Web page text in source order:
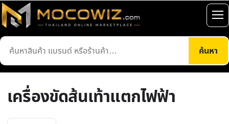
ข้าม
ไป
เนื้อหา
ค้นหา
สินค้า
ค้นหา
เปิ
เม
เครื่องขัดส้นเท้าแตกไฟฟ้า